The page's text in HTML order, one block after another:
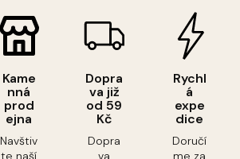
Kame
nná
prod
ejna
Navštiv
te naší
Dopra
va již
od 59
Kč
Dopra
va
Rychl
á
expe
dice
Doručí
me za